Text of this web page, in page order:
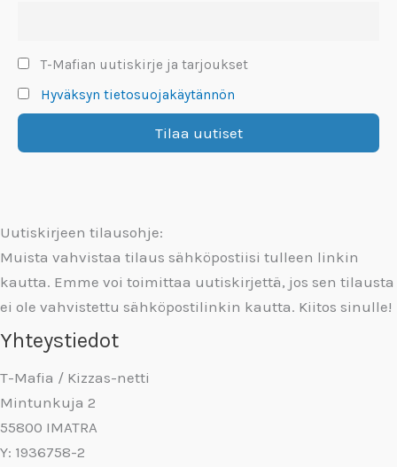
T-Mafian uutiskirje ja tarjoukset
Hyväksyn tietosuojakäytännön
Uutiskirjeen tilausohje:
Muista vahvistaa tilaus sähköpostiisi tulleen linkin
kautta. Emme voi toimittaa uutiskirjettä, jos sen tilausta
ei ole vahvistettu sähköpostilinkin kautta. Kiitos sinulle!
Yhteystiedot
T-Mafia / Kizzas-netti
Mintunkuja 2
55800 IMATRA
Y: 1936758-2